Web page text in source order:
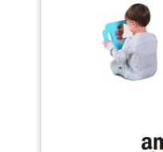
transporter : la taille de ce petit
miroir est de 16 x 10,5 cm, la
taille appropriée vous permet
de le tenir facilement dans votre
main, ou de le mettre où vous le
souhaitez, léger et portable,
facile à transporter et à ranger
film protecteur doit être retiré